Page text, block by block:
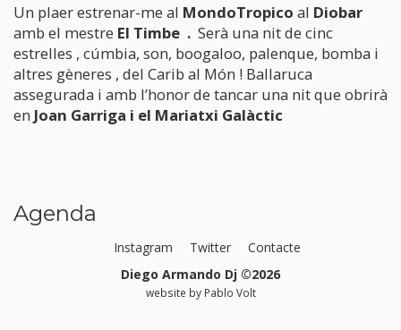
Un plaer estrenar-me al MondoTropico al Diobar
amb el mestre El Timbe . Serà una nit de cinc
estrelles , cúmbia, son, boogaloo, palenque, bomba i
altres gèneres , del Carib al Món ! Ballaruca
assegurada i amb l’honor de tancar una nit que obrirà
en Joan Garriga i el Mariatxi Galàctic
Agenda
Instagram Twitter
Contacte
Diego Armando Dj ©2026
website by Pablo Volt